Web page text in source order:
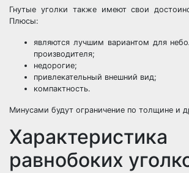
Гнутые уголки также имеют свои
Плюсы:
являются лучшим вариантом для
производителя;
недорогие;
привлекательный внешний вид;
компактность.
Минусами будут ограничение по толщине и
Характеристика
равнобоких